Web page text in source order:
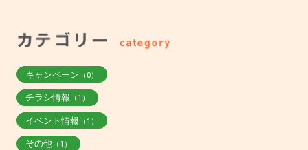
キャンペーン （0）
チラシ情報 （1）
イベント情報 （1）
その他（1）